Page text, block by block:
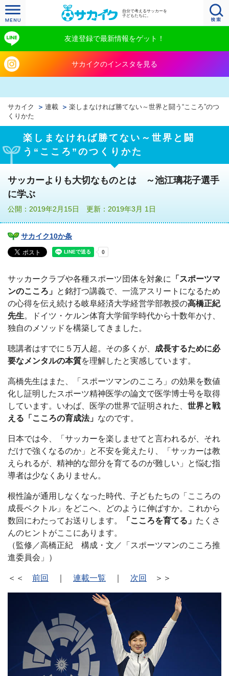
自分で考えるサッカーを
子どもたちに。
友達登録で最新情報をゲット！
サカイクのインスタを見る
サカイク 連載
楽しまなければ勝てない～世界と闘う“こころ”のつ
くりかた
楽しまなければ勝てない～世界と闘
う“こころ”のつくりかた
サッカーよりも大切なものとは ～池江璃花子選手
に学ぶ
公開：2019年2月15日 更新：2019年3月 1日
サカイク10か条
サッカークラブや各種スポーツ団体を対象に
「スポーツマ
ンのこころ」 と銘打つ講義で、一流アスリートになるため
の心得を伝え続ける岐阜経済大学経営学部教授の高橋正紀
先生。ドイツ・ケルン体育大学留学時代から十数年かけ、
独自のメソッドを構築してきました。
聴講者はすでに５万人超。その多くが、 成長するために必
要なメンタルの本質を理解したと実感しています。
高橋先生はまた、「スポーツマンのこころ」の効果を数値
化し証明したスポーツ精神医学の論文で医学博士号を取得
しています。いわば、医学の世界で証明された、 世界と戦
える「こころの育成法」 なのです。
日本では今、「サッカーを楽しませてと言われるが、それ
だけで強くなるのか」と不安を覚えたり、「サッカーは教
えられるが、精神的な部分を育てるのが難しい」と悩む指
導者は少なくありません。
根性論が通用しなくなった時代、子どもたちの「こころの
成長ベクトル」をどこへ、どのように伸ばすか。これから
数回にわたってお送りします。
「こころを育てる」 たくさ
んのヒントがここにあります。
（監修／高橋正紀 構成・文／「スポーツマンのこころ推
進委員会」）
＜＜ 前回 連載一覧 次回 ＞＞